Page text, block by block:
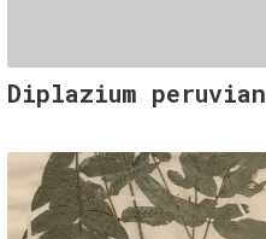
Diplazium